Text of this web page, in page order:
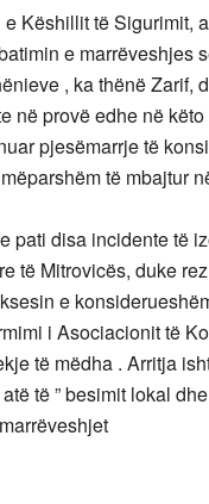
Këshillit të Sigurimit,
e marrëveshjes
, ka thënë Zarif,
në provë edhe në
pjesëmarrje të
të mbajtur
pati disa incidente të
të Mitrovicës, duke
e
i Asociacionit të
të mëdha . Arritja
të ” besimit lokal